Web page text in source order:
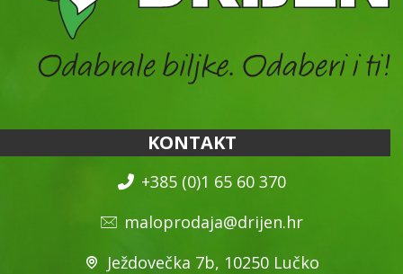
KONTAKT
+385 (0)1 65 60 370
maloprodaja@drijen.hr
Ježdovečka 7b, 10250 Lučko